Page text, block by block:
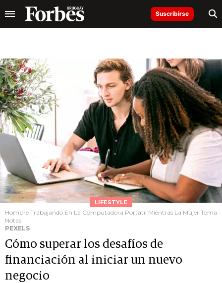
Suscribirse
LIFESTYLE
Hombre Trabajando En La Computadora Portátil Mientras La Mujer Toma
Notas
PEXELS
Cómo superar los desafíos de
financiación al iniciar un nuevo
negocio